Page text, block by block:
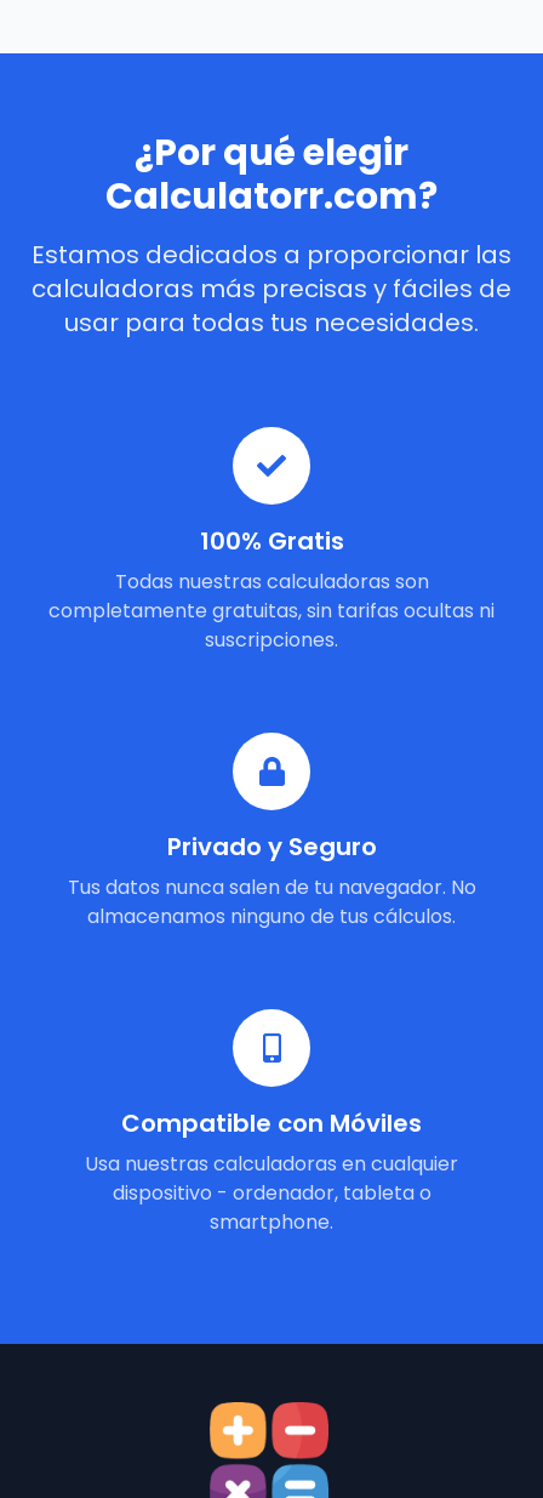
¿Por qué elegir
Calculatorr.com?
Estamos dedicados a proporcionar las
calculadoras más precisas y fáciles de
usar para todas tus necesidades.
100% Gratis
Todas nuestras calculadoras son
completamente gratuitas, sin tarifas ocultas ni
suscripciones.
Privado y Seguro
Tus datos nunca salen de tu navegador. No
almacenamos ninguno de tus cálculos.
Compatible con Móviles
Usa nuestras calculadoras en cualquier
dispositivo - ordenador, tableta o
smartphone.